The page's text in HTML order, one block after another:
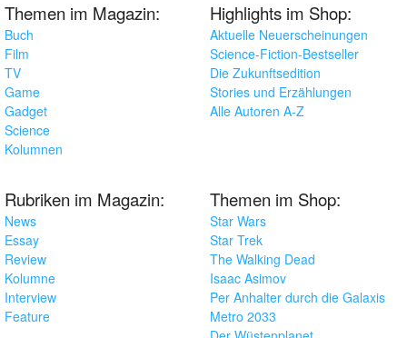
Themen im Magazin:
Buch
Film
TV
Game
Gadget
Science
Kolumnen
Highlights im Shop:
Aktuelle Neuerscheinungen
Science-Fiction-Bestseller
Die Zukunftsedition
Stories und Erzählungen
Alle Autoren A-Z
Rubriken im Magazin:
News
Essay
Review
Kolumne
Interview
Feature
Themen im Shop:
Star Wars
Star Trek
The Walking Dead
Isaac Asimov
Per Anhalter durch die Galaxis
Metro 2033